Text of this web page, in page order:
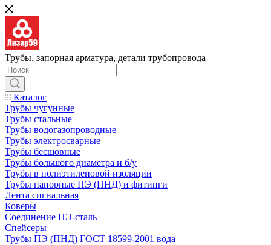
Трубы, запорная арматура, детали трубопровода
Каталог
Трубы чугунные
Трубы стальные
Трубы водогазопроводные
Трубы электросварные
Трубы бесшовные
Трубы большого диаметра и б/у
Трубы в полиэтиленовой изоляции
Трубы напорные ПЭ (ПНД) и фитинги
Лента сигнальная
Коверы
Соединение ПЭ-сталь
Спейсеры
Трубы ПЭ (ПНД) ГОСТ 18599-2001 вода